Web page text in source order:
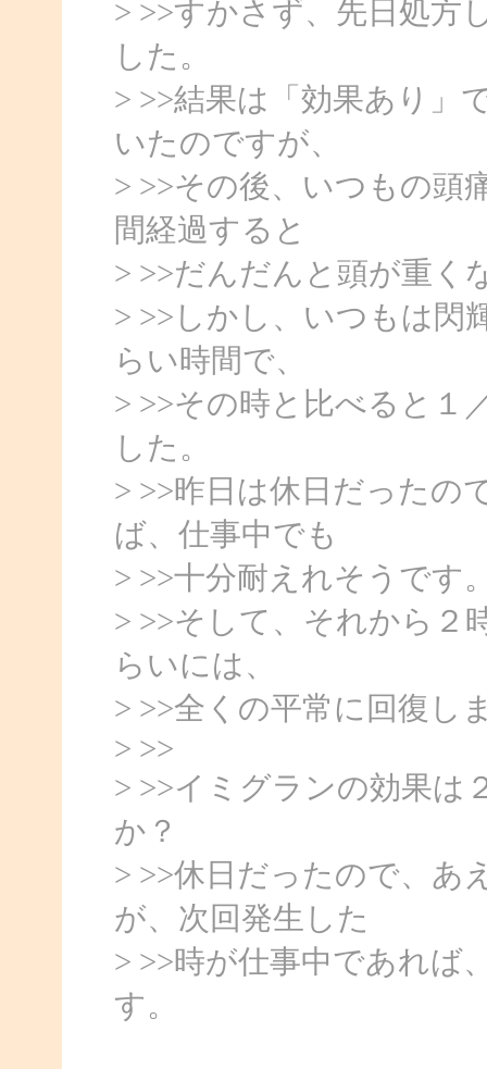
> >>すかさず、先日処方
した。
> >>結果は「効果あり」
いたのですが、
> >>その後、いつもの頭
間経過すると
> >>だんだんと頭が重く
> >>しかし、いつもは閃
らい時間で、
> >>その時と比べると１
した。
> >>昨日は休日だったの
ば、仕事中でも
> >>十分耐えれそうです
> >>そして、それから２
らいには、
> >>全くの平常に回復し
> >>
> >>イミグランの効果は
か？
> >>休日だったので、あ
が、次回発生した
> >>時が仕事中であれば
す。